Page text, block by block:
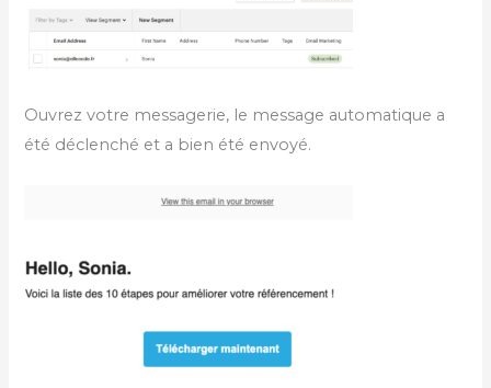
Ouvrez votre messagerie, le message automatique a
été déclenché et a bien été envoyé.